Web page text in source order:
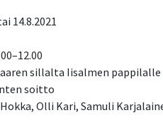
14.8.2021
sillalta Iisalmen pappilalle
soitto
Olli Kari, Samuli